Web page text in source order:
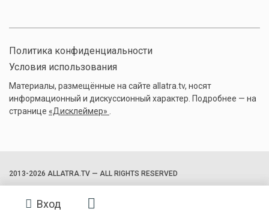
Политика конфиденциальности
Условия использования
Материалы, размещённые на сайте allatra.tv, носят
информационный и дискуссионный характер. Подробнее — на
странице «Дисклеймер»
2013-2026 ALLATRA.TV — ALL RIGHTS RESERVED
Вход